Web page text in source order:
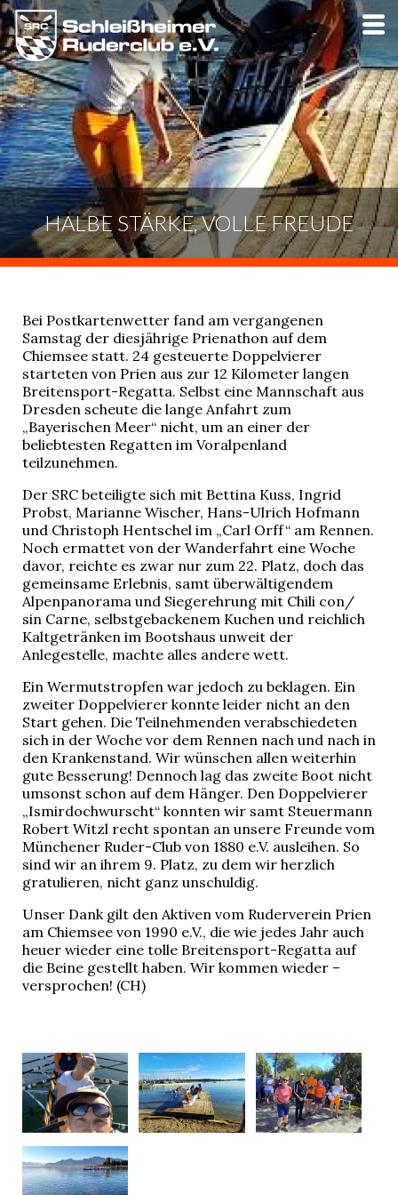
Skip
to
main
content
HALBE STÄRKE, VOLLE FREUDE
Bei Postkartenwetter fand am vergangenen
Samstag der diesjährige Prienathon auf dem
Chiemsee statt. 24 gesteuerte Doppelvierer
starteten von Prien aus zur 12 Kilometer langen
Breitensport-Regatta. Selbst eine Mannschaft aus
Dresden scheute die lange Anfahrt zum
„Bayerischen Meer“ nicht, um an einer der
beliebtesten Regatten im Voralpenland
teilzunehmen.
Der SRC beteiligte sich mit Bettina Kuss, Ingrid
Probst, Marianne Wischer, Hans-Ulrich Hofmann
und Christoph Hentschel im „Carl Orff“ am Rennen.
Noch ermattet von der Wanderfahrt eine Woche
davor, reichte es zwar nur zum 22. Platz, doch das
gemeinsame Erlebnis, samt überwältigendem
Alpenpanorama und Siegerehrung mit Chili con/
sin Carne, selbstgebackenem Kuchen und reichlich
Kaltgetränken im Bootshaus unweit der
Anlegestelle, machte alles andere wett.
Ein Wermutstropfen war jedoch zu beklagen. Ein
zweiter Doppelvierer konnte leider nicht an den
Start gehen. Die Teilnehmenden verabschiedeten
sich in der Woche vor dem Rennen nach und nach in
den Krankenstand. Wir wünschen allen weiterhin
gute Besserung! Dennoch lag das zweite Boot nicht
umsonst schon auf dem Hänger. Den Doppelvierer
„Ismirdochwurscht“ konnten wir samt Steuermann
Robert Witzl recht spontan an unsere Freunde vom
Münchener Ruder-Club von 1880 e.V. ausleihen. So
sind wir an ihrem 9. Platz, zu dem wir herzlich
gratulieren, nicht ganz unschuldig.
Unser Dank gilt den Aktiven vom Ruderverein Prien
am Chiemsee von 1990 e.V., die wie jedes Jahr auch
heuer wieder eine tolle Breitensport-Regatta auf
die Beine gestellt haben. Wir kommen wieder –
versprochen! (CH)